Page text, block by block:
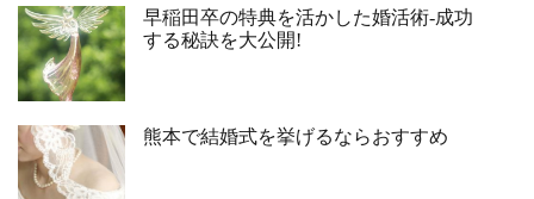
早稲田卒の特典を活かした婚活術-成功
する秘訣を大公開!
熊本で結婚式を挙げるならおすすめ